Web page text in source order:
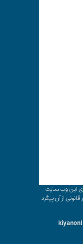
وب سایت
از آن پیگرد